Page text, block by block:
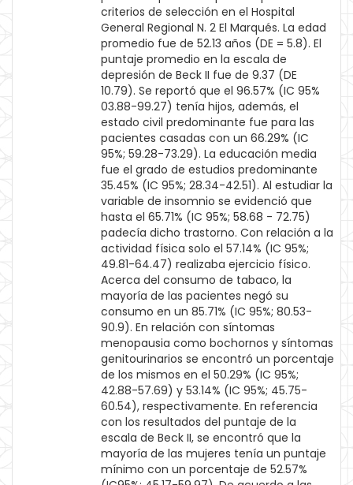
criterios de selección en el Hospital
General Regional N. 2 El Marqués. La edad
promedio fue de 52.13 años (DE = 5.8). El
puntaje promedio en la escala de
depresión de Beck II fue de 9.37 (DE
10.79). Se reportó que el 96.57% (IC 95%
03.88-99.27) tenía hijos, además, el
estado civil predominante fue para las
pacientes casadas con un 66.29% (IC
95%; 59.28-73.29). La educación media
fue el grado de estudios predominante
35.45% (IC 95%; 28.34-42.51). Al estudiar la
variable de insomnio se evidenció que
hasta el 65.71% (IC 95%; 58.68 - 72.75)
padecía dicho trastorno. Con relación a la
actividad física solo el 57.14% (IC 95%;
49.81-64.47) realizaba ejercicio físico.
Acerca del consumo de tabaco, la
mayoría de las pacientes negó su
consumo en un 85.71% (IC 95%; 80.53-
90.9). En relación con síntomas
menopausia como bochornos y síntomas
genitourinarios se encontró un porcentaje
de los mismos en el 50.29% (IC 95%;
42.88-57.69) y 53.14% (IC 95%; 45.75-
60.54), respectivamente. En referencia
con los resultados del puntaje de la
escala de Beck II, se encontró que la
mayoría de las mujeres tenía un puntaje
mínimo con un porcentaje de 52.57%